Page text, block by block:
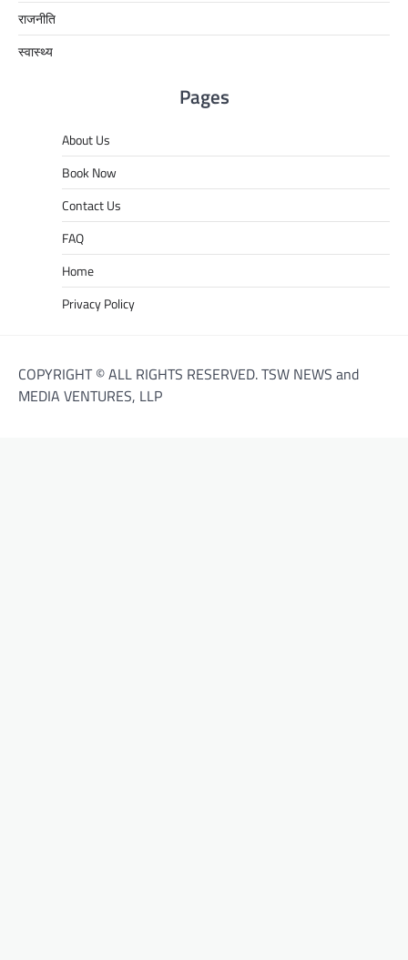
राजनीति
स्वास्थ्य
Pages
About Us
Book Now
Contact Us
FAQ
Home
Privacy Policy
COPYRIGHT © ALL RIGHTS RESERVED. TSW NEWS and
MEDIA VENTURES, LLP